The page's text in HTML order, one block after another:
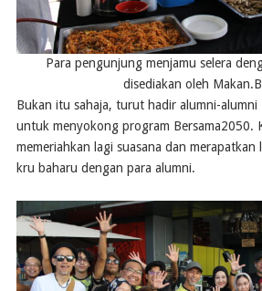
Para pengunjung menjamu selera
disediakan oleh
Bukan itu sahaja, turut hadir alumni-alumni
untuk menyokong program Bersama2050.
memeriahkan lagi suasana dan
kru baharu dengan para alumni.